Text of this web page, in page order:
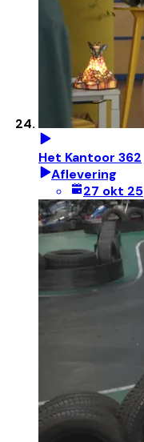
Het Kantoor 362
Aflevering
27 okt 25